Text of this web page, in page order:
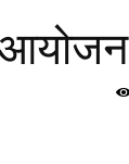
आयोजन